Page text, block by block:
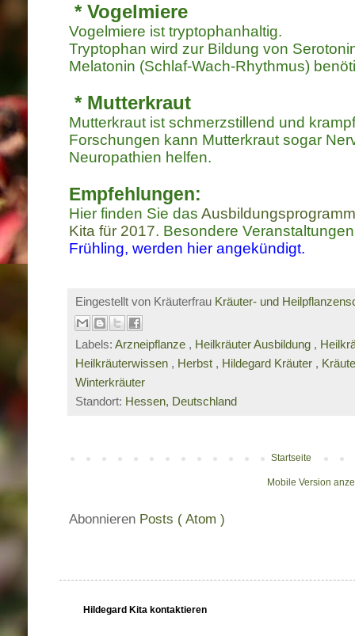
* Vogelmiere
Vogelmiere ist tryptophanhaltig.
Tryptophan wird zur Bildung von
Melatonin (Schlaf-Wach-Rhythmus)
* Mutterkraut
Mutterkraut ist schmerzstillend und
Forschungen kann Mutterkraut sogar
Neuropathien helfen.
Empfehlungen:
Hier finden Sie das
Kita für 2017. Besondere
Frühling, werden hier angekündigt.
Eingestellt von Kräuterfrau Kräuter- und
Labels: Arzneipflanze , Heilkräuter Ausbildung ,
Heilkräuterwissen , Herbst , Hildegard Kräuter ,
Winterkräuter
Standort: Hessen, Deutschland
Startseite
Mobile Version
Abonnieren Posts ( Atom )
Hildegard Kita kontaktieren